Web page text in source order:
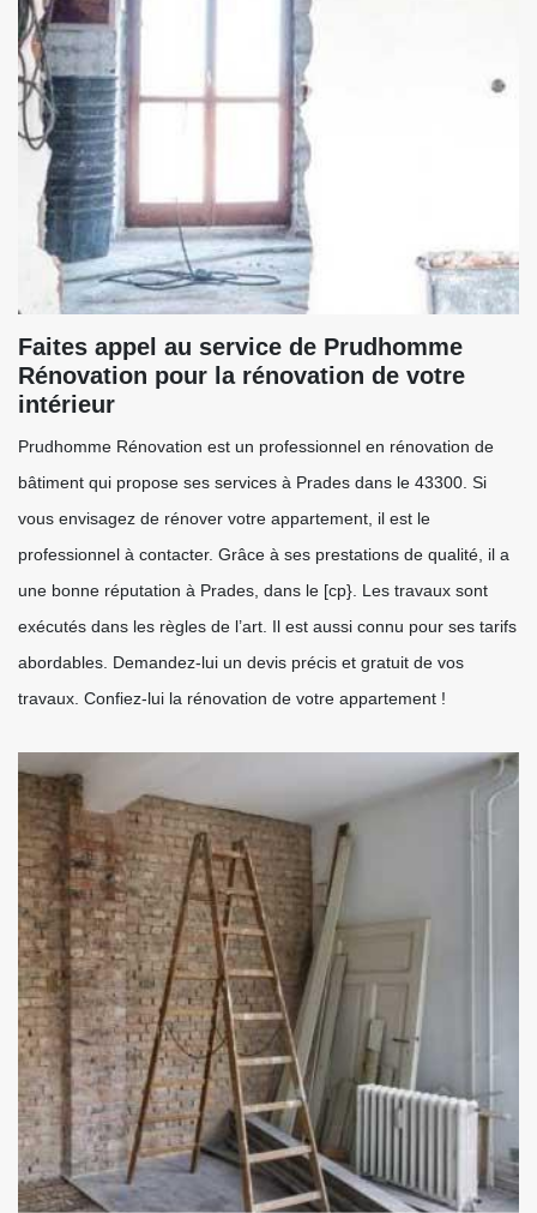
Faites appel au service de Prudhomme
Rénovation pour la rénovation de votre
intérieur
Prudhomme Rénovation est un professionnel en rénovation de
bâtiment qui propose ses services à Prades dans le 43300. Si
vous envisagez de rénover votre appartement, il est le
professionnel à contacter. Grâce à ses prestations de qualité, il a
une bonne réputation à Prades, dans le [cp}. Les travaux sont
exécutés dans les règles de l’art. Il est aussi connu pour ses tarifs
abordables. Demandez-lui un devis précis et gratuit de vos
travaux. Confiez-lui la rénovation de votre appartement !